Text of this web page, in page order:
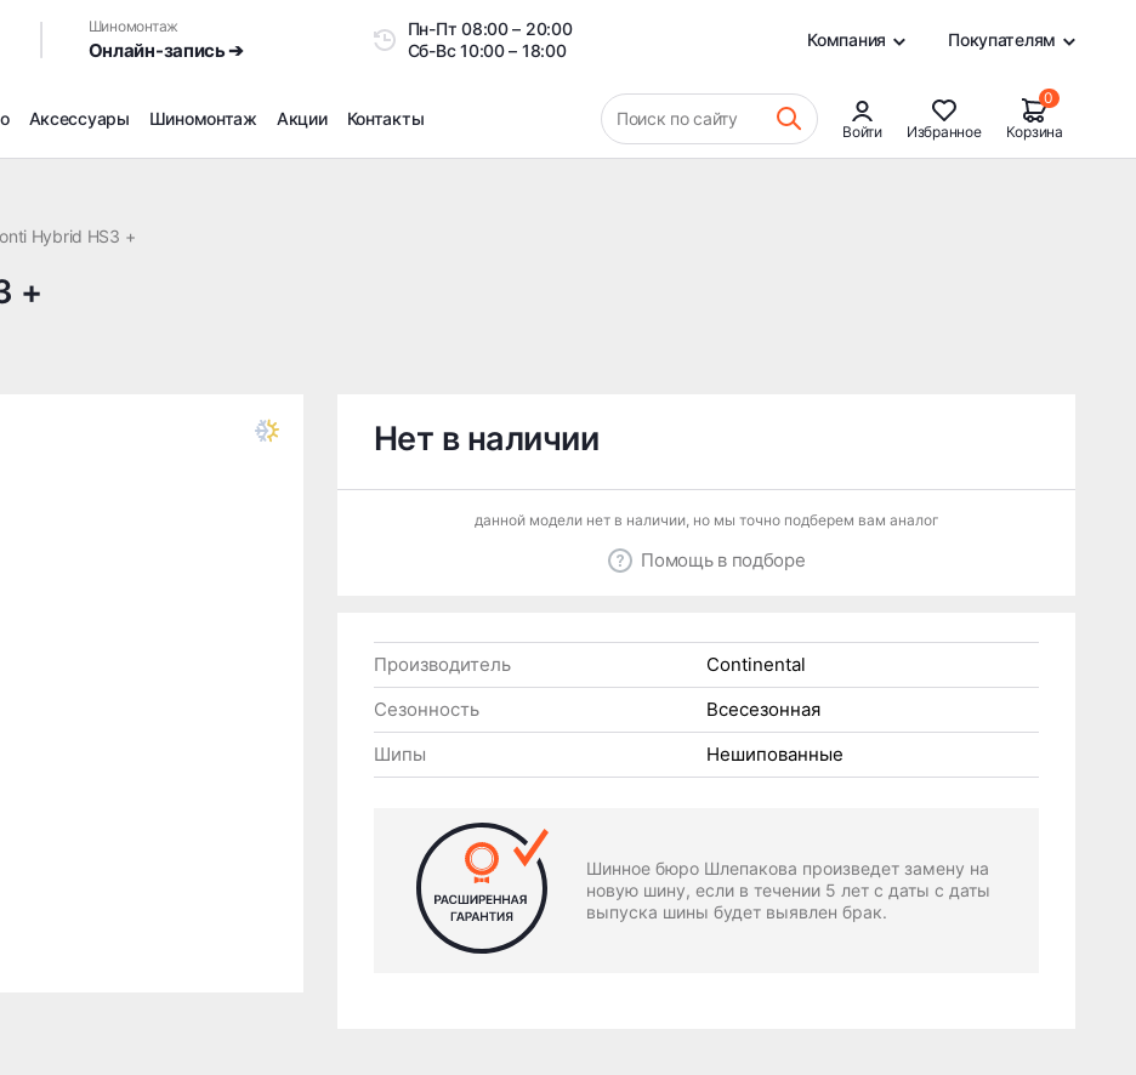
Шиномонтаж
Онлайн-запись ➔
Пн-Пт08:00 – 20:00
Сб-Вс10:00 – 18:00
Компания Покупателям
Аксессуары Шиномонтаж
Доп услуги на Шиномонтаже
Дошиповка, Ошиповка, Перешиповка зимней резины
Акции Контакты Поиск по сайту
Войти Избранное
0
Корзина
Hybrid HS3 +
+
Нет в наличии
данной модели нет в наличии, но мы точно подберем вам аналог
Помощь в подборе
Производитель
Continental
Сезонность
Всесезонная
Шипы
Нешипованные
Шинное бюро Шлепакова произведет замену на
новую шину, если в течении 5 лет с даты с даты
выпуска шины будет выявлен брак.